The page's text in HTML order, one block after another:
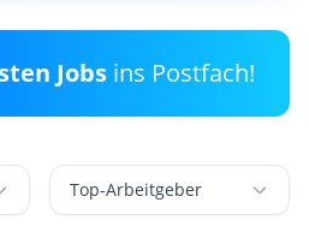
Jobs ins Postfach!
Top-Arbeitgeber